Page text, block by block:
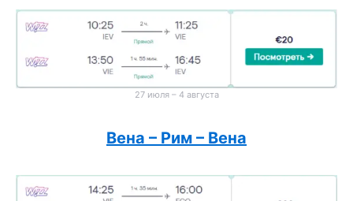
27 июля – 4 августа
Вена – Рим – Вена